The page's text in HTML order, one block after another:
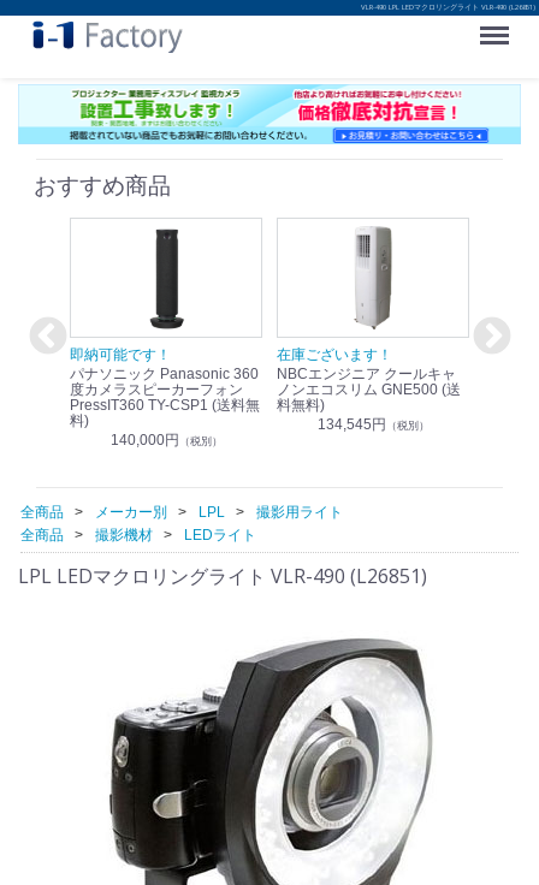
VLR-490 LPL LEDマクロリングライト VLR-490 (L26851)
Menu
おすすめ商品
即納可能です！
パナソニック Panasonic 360
度カメラスピーカーフォン
PressIT360 TY-CSP1 (送料無
料)
140,000円 （税別）
在庫ございます！
NBCエンジニア クールキャ
ノンエコスリム GNE500 (送
料無料)
134,545円 （税別）
即納可
全商品 メーカー別 LPL
撮影用ライト
全商品
撮影機材 LEDライト
LPL LEDマクロリングライト VLR-490 (L26851)